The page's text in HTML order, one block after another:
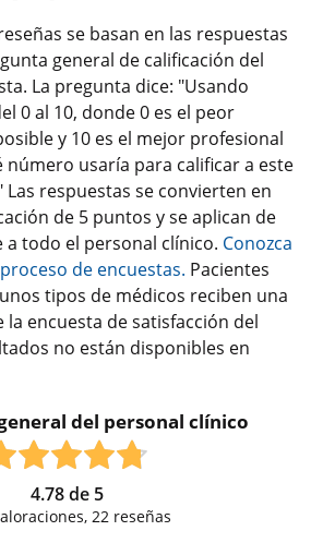
se basan en las respuestas
general de calificación del
La pregunta dice: "Usando
0 al 10, donde 0 es el peor
y 10 es el mejor profesional
número usaría para calificar a este
respuestas se convierten en
de 5 puntos y se aplican de
todo el personal clínico. Conozca
de encuestas. Pacientes
tipos de médicos reciben una
encuesta de satisfacción del
no están disponibles en
del personal clínico
4.78de 5
22 reseñas